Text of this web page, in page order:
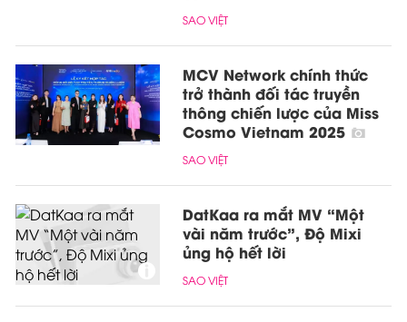
SAO VIỆT
MCV Network chính thức
trở thành đối tác truyền
thông chiến lược của Miss
Cosmo Vietnam 2025
SAO VIỆT
DatKaa ra mắt MV “Một
vài năm trước”, Độ Mixi
ủng hộ hết lời
SAO VIỆT